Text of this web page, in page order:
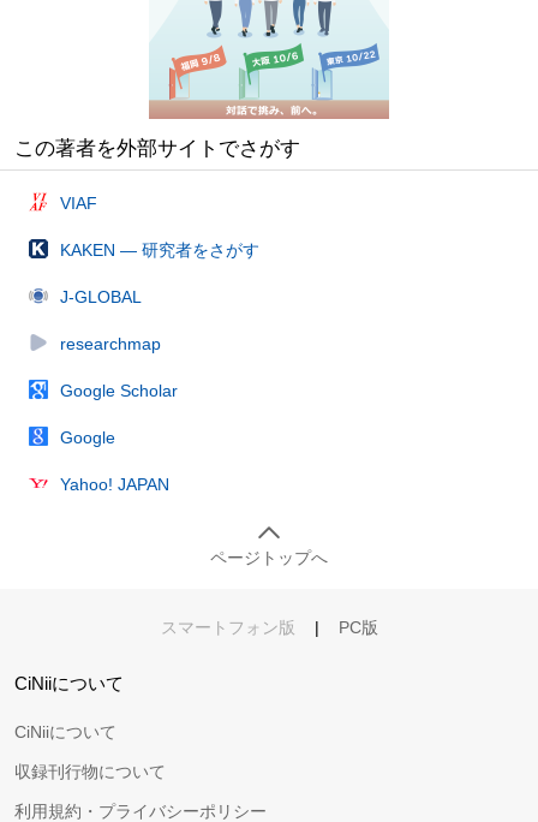
この著者を外部サイトでさがす
VIAF
KAKEN — 研究者をさがす
J-GLOBAL
researchmap
Google Scholar
Google
Yahoo! JAPAN
ページトップへ
スマートフォン版 | PC版
CiNiiについて
CiNiiについて
収録刊行物について
利用規約・プライバシーポリシー